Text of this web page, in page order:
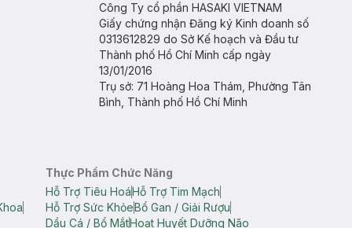
Công Ty cổ phần HASAKI VIETNAM
Giấy chứng nhận Đăng ký Kinh doanh số
0313612829 do Sở Kế hoạch và Đầu tư
Thành phố Hồ Chí Minh cấp ngày
13/01/2016
Trụ sở: 71 Hoàng Hoa Thám, Phường Tân
Bình, Thành phố Hồ Chí Minh
Thực Phẩm Chức Năng
Hỗ Trợ Tiêu HoáHỗ Trợ Tim Mạch
Hỗ Trợ Sức KhỏeBổ Gan / Giải Rượu
Dầu Cá / Bổ MắtHoạt Huyết Dưỡng Não